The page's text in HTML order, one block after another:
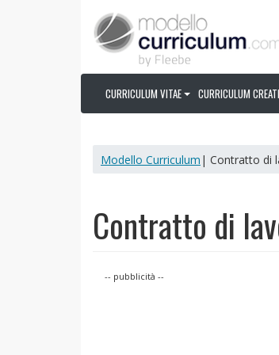
CURRICULUM VITAE CURRICULUM
Modello Curriculum | Contratto di
Contratto di
-- pubblicità --